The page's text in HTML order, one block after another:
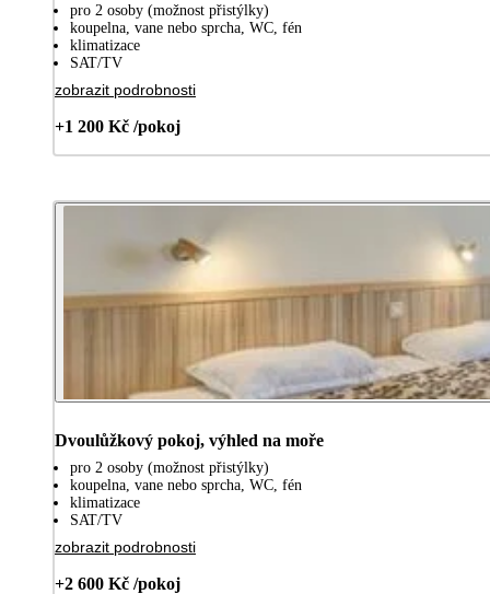
pro 2 osoby (možnost přistýlky)
koupelna, vane nebo sprcha, WC, fén
klimatizace
SAT/TV
zobrazit podrobnosti
+1 200 Kč /pokoj
Dvoulůžkový pokoj, výhled na moře
pro 2 osoby (možnost přistýlky)
koupelna, vane nebo sprcha, WC, fén
klimatizace
SAT/TV
zobrazit podrobnosti
+2 600 Kč /pokoj